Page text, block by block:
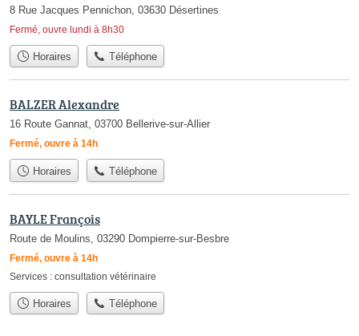
8 Rue Jacques Pennichon, 03630 Désertines
Fermé, ouvre lundi à 8h30
Horaires Téléphone
BALZER Alexandre
16 Route Gannat, 03700 Bellerive-sur-Allier
Fermé, ouvre à 14h
Horaires Téléphone
BAYLE François
Route de Moulins, 03290 Dompierre-sur-Besbre
Fermé, ouvre à 14h
Services : consultation vétérinaire
Horaires Téléphone